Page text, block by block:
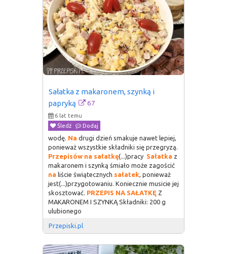
Sałatka z makaronem, szynką i
papryką
67
6 lat temu
Śledź
Dodaj
wodę. Na drugi dzień smakuje nawet lepiej,
ponieważ wszystkie składniki się przegryzą.
Przepisów na sałatkę(...)pracy Sałatka z
makaronem i szynką śmiało może zagościć
na liście świątecznych sałatek, ponieważ
jest(...)przygotowaniu. Koniecznie musicie jej
skosztować. PRZEPIS NA SAŁATKĘ Z
MAKARONEM I SZYNKĄ Składniki: 200 g
ulubionego
Przepiski.pl